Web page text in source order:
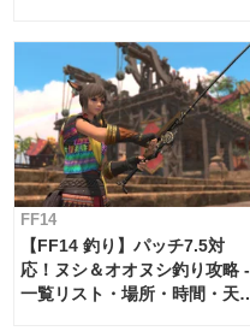
FF14
【FF14 釣り】パッチ7.5対
応！ヌシ＆オオヌシ釣り攻略 -
一覧リスト・場所・時間・天